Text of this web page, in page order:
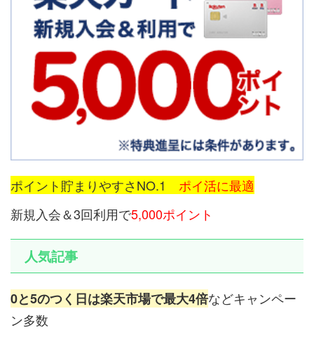
ポイント貯まりやすさNO.1 ポイ活に最適
新規入会＆3回利用で5,000ポイント
人気記事
0と5のつく日は楽天市場で最大4倍などキャンペー
ン多数